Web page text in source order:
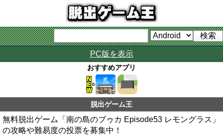
PC版を表示
おすすめアプリ
脱出ゲーム王
無料脱出ゲーム「南の島のブゥカ Episode53 レモングラス」
の攻略や難易度の投票を募集中！